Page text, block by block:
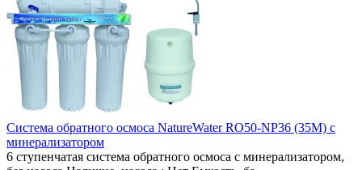
Система обратного осмоса NatureWater RO50-NP36 (35М) с
минерализатором
6 ступенчатая система обратного осмоса с минерализатором,